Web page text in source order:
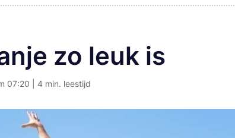
zo leuk is
07:20 | 4 min. leestijd